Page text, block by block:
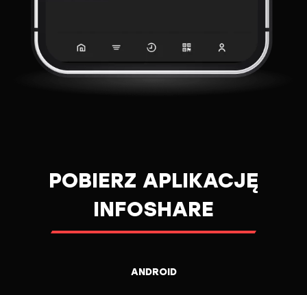
POBIERZ APLIKACJĘ
INFOSHARE
ANDROID